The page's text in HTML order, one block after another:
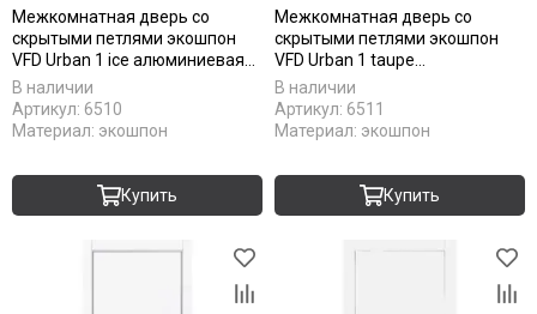
Межкомнатная дверь со
скрытыми петлями экошпон
VFD Urban 1 ice алюминиевая
кромка black edge
В наличии
Артикул: 6510
Материал: экошпон
Купить
Межкомнатная дверь со
скрытыми петлями экошпон
VFD Urban 1 taupe
алюминиевая кромка black
edge
В наличии
Артикул: 6511
Материал: экошпон
Купить